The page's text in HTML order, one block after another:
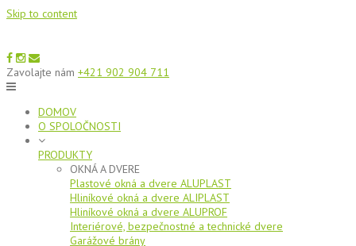
Skip to content
Zavolajte nám +421 902 904 711
DOMOV
O SPOLOČNOSTI
PRODUKTY
OKNÁ A DVERE
Plastové okná a dvere ALUPLAST
Hliníkové okná a dvere ALIPLAST
Hliníkové okná a dvere ALUPROF
Interiérové, bezpečnostné a technické dvere
Garážové brány